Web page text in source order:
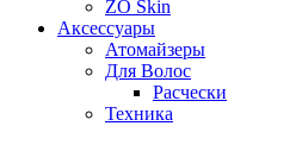
ZO Skin
Aксессуары
Атомайзеры
Для Волос
Расчески
Техника